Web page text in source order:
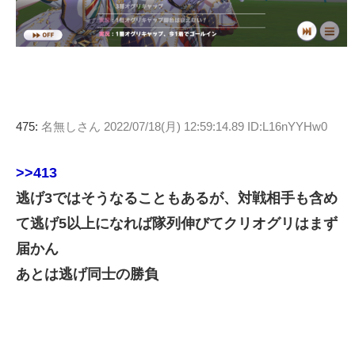
475: 名無しさん 2022/07/18(月) 12:59:14.89 ID:L16nYYHw0
>>413
逃げ3ではそうなることもあるが、対戦相手も含め
て逃げ5以上になれば隊列伸びてクリオグリはまず
届かん
あとは逃げ同士の勝負